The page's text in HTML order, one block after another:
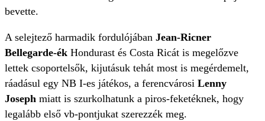
bevette.
A selejtező harmadik fordulójában Jean-Ricner
Bellegarde-ék Hondurast és Costa Ricát is megelőzve
lettek csoportelsők, kijutásuk tehát most is megérdemelt,
ráadásul egy NB I-es játékos, a ferencvárosi Lenny
Joseph miatt is szurkolhatunk a piros-feketéknek, hogy
legalább első vb-pontjukat szerezzék meg.